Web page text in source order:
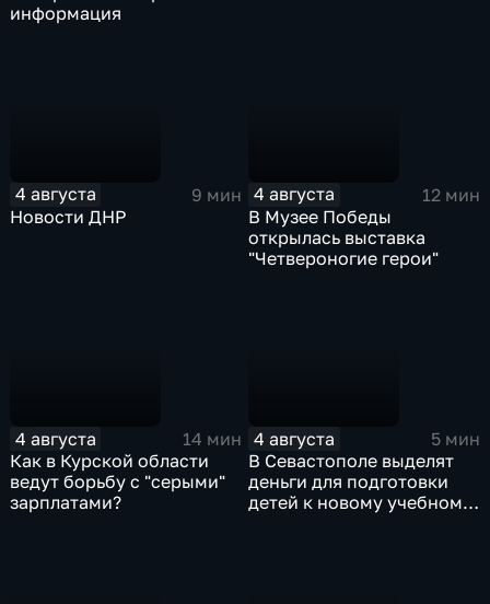
информация
4 августа
9 мин
Новости ДНР
4 августа
12 мин
В Музее Победы
открылась выставка
"Четвероногие герои"
4 августа
14 мин
Как в Курской области
ведут борьбу с "серыми"
зарплатами?
4 августа
5 мин
В Севастополе выделят
деньги для подготовки
детей к новому учебному